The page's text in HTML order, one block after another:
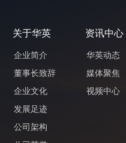
企业简介
董事长致辞
企业文化
发展足迹
公司架构
关于华英 资讯中心
华英动态
媒体聚焦
视频中心